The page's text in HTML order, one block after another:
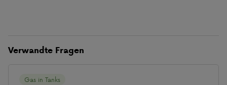
Verwandte Fragen
Gas in Tanks